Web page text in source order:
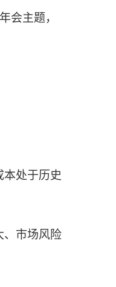
会主题，
处于历史
市场风险